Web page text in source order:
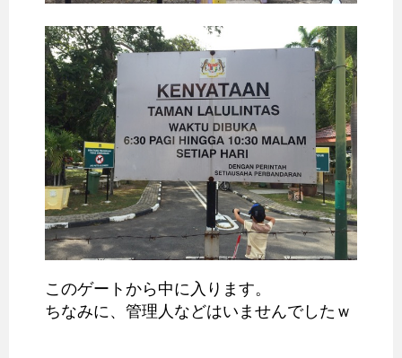
このゲートから中に入ります。
ちなみに、管理人などはいませんでしたｗ